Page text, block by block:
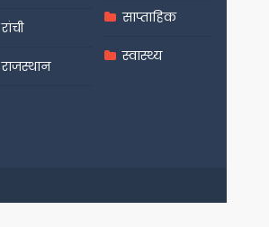
रांची
राजस्थान
साप्ताहिक
स्वास्थ्य